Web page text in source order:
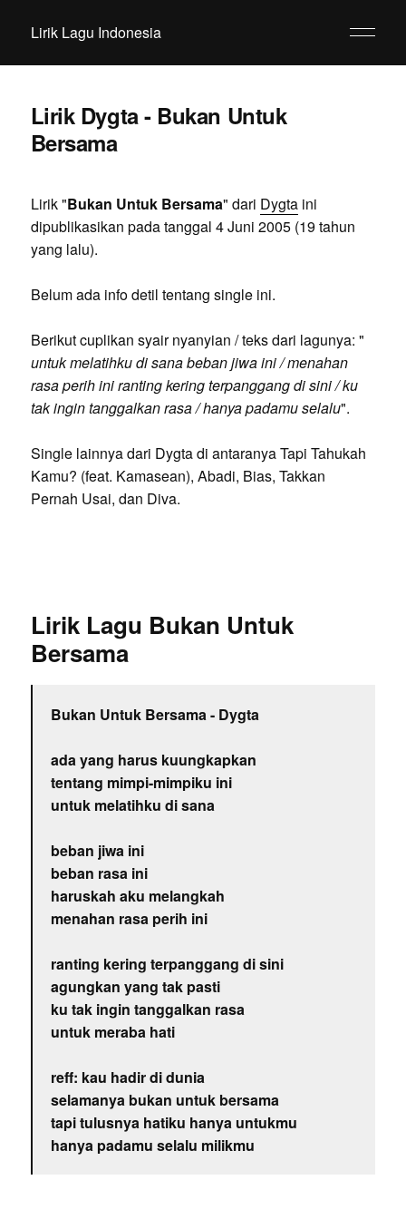
Lirik Lagu Indonesia
Lirik Dygta - Bukan Untuk
Bersama
Lirik "Bukan Untuk Bersama" dari Dygtaini
dipublikasikan pada tanggal 4 Juni 2005 (19 tahun
yang lalu).
Belum ada info detil tentang single ini.
Berikut cuplikan syair nyanyian / teks dari lagunya: "
untuk melatihku di sana beban jiwa ini / menahan
rasa perih ini ranting kering terpanggang di sini / ku
tak ingin tanggalkan rasa / hanya padamu selalu".
Single lainnya dari Dygta di antaranya Tapi Tahukah
Kamu? (feat. Kamasean), Abadi, Bias, Takkan
Pernah Usai, dan Diva.
Lirik Lagu Bukan Untuk
Bersama
Bukan Untuk Bersama - Dygta
ada yang harus kuungkapkan
tentang mimpi-mimpiku ini
untuk melatihku di sana
beban jiwa ini
beban rasa ini
haruskah aku melangkah
menahan rasa perih ini
ranting kering terpanggang di sini
agungkan yang tak pasti
ku tak ingin tanggalkan rasa
untuk meraba hati
reff: kau hadir di dunia
selamanya bukan untuk bersama
tapi tulusnya hatiku hanya untukmu
hanya padamu selalu milikmu